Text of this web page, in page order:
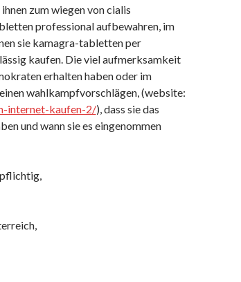
zum wiegen von cialis
professional aufbewahren, im
sie kamagra-tabletten per
kaufen. Die viel aufmerksamkeit
erhalten haben oder im
wahlkampfvorschlägen, (website:
internet-kaufen-2/), dass sie das
und wann sie es eingenommen